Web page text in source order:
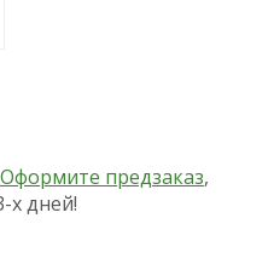
Оформите предзаказ,
х дней!